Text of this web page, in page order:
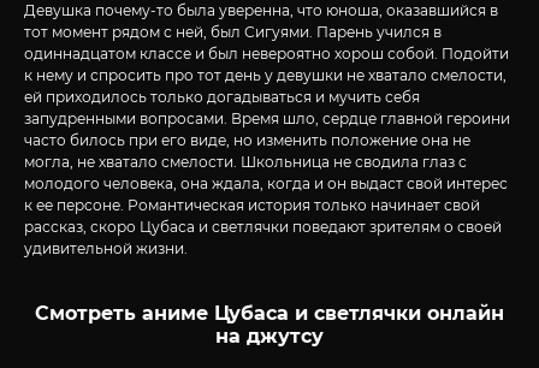
Девушка почему-то была уверенна, что юноша, оказавшийся в
тот момент рядом с ней, был Сигуями. Парень учился в
одиннадцатом классе и был невероятно хорош собой. Подойти
к нему и спросить про тот день у девушки не хватало смелости,
ей приходилось только догадываться и мучить себя
запудренными вопросами. Время шло, сердце главной героини
часто билось при его виде, но изменить положение она не
могла, не хватало смелости. Школьница не сводила глаз с
молодого человека, она ждала, когда и он выдаст свой интерес
к ее персоне. Романтическая история только начинает свой
рассказ, скоро Цубаса и светлячки поведают зрителям о своей
удивительной жизни.
Смотреть аниме Цубаса и светлячки онлайн
на джутсу